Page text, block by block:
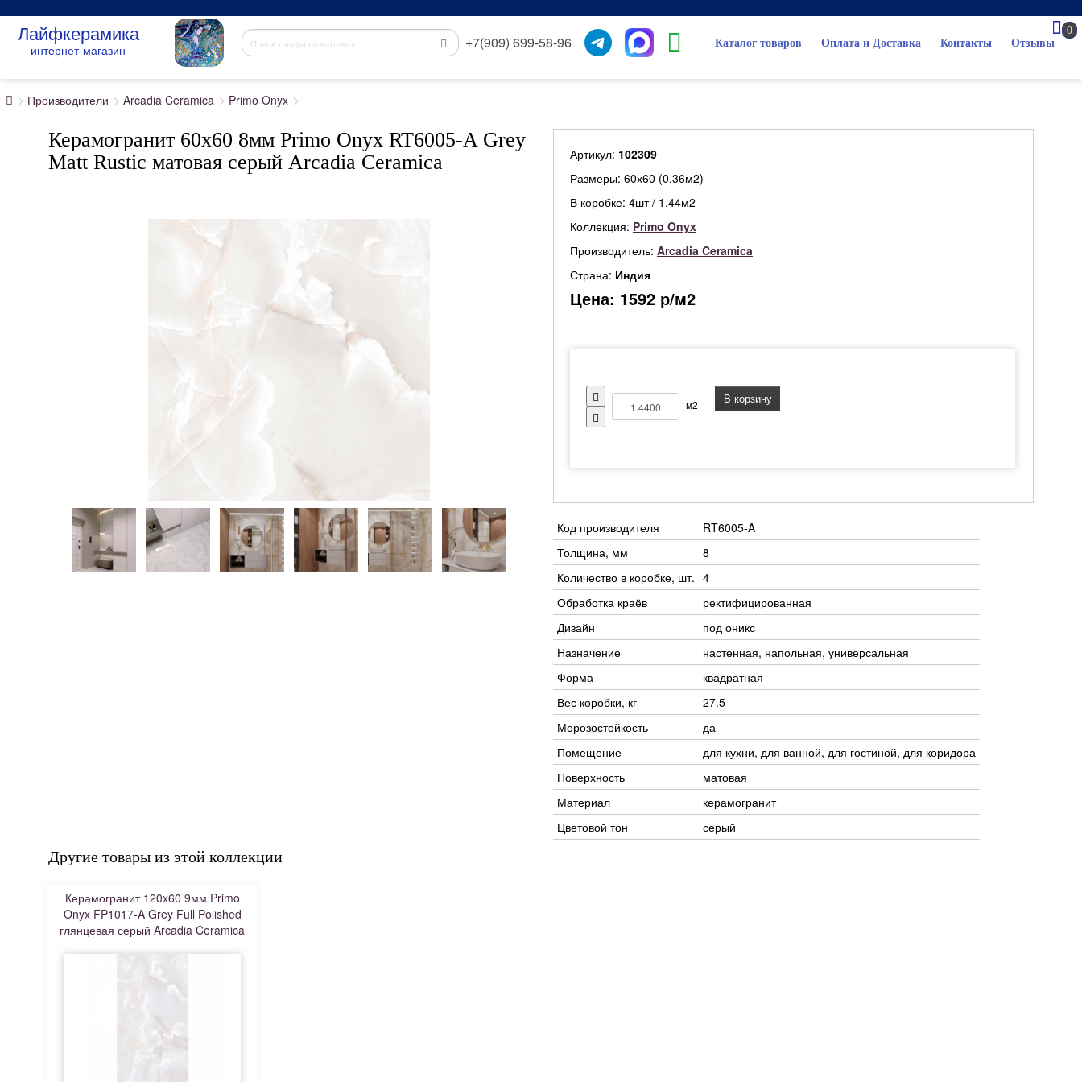
Лайфкерамика
интернет-магазин +7(909) 699-58-96 Каталог товаров Оплата и Доставка Контакты Отзывы
0
Производители Arcadia Ceramica Primo Onyx
Керамогранит 60x60 8мм Primo Onyx RT6005-A Grey
Matt Rustic матовая серый Arcadia Ceramica
Артикул: 102309
Размеры: 60х60 (0.36м2)
В коробке: 4шт / 1.44м2
Коллекция: Primo Onyx
Производитель: Arcadia Ceramica
Страна: Индия
Цена: 1592 р/м2
м2 В корзину
Код производителя
RT6005-A
Толщина, мм
8
Количество в коробке, шт. 4
Обработка краёв
ректифицированная
Дизайн
под оникс
Назначение
настенная, напольная, универсальная
Форма
квадратная
Вес коробки, кг
27.5
Морозостойкость
да
Помещение
для кухни, для ванной, для гостиной, для коридора
Поверхность
матовая
Материал
керамогранит
Цветовой тон
серый
Другие товары из этой коллекции
Керамогранит 120x60 9мм Primo
Onyx FP1017-A Grey Full Polished
глянцевая серый Arcadia Ceramica